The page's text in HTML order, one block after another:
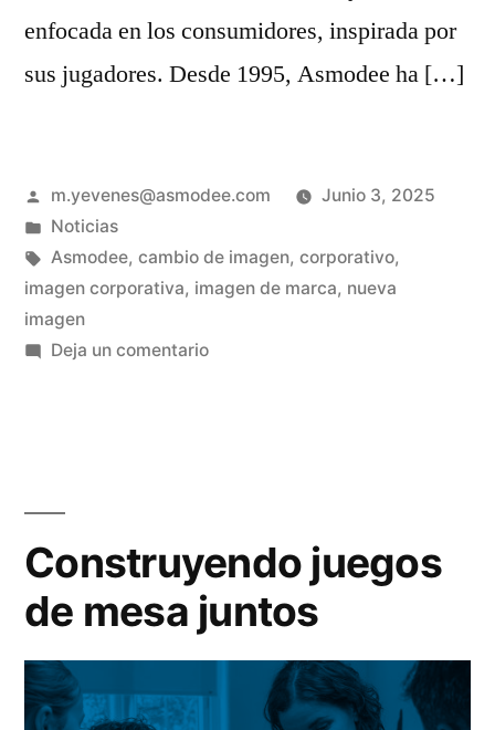
enfocada en los consumidores, inspirada por
sus jugadores. Desde 1995, Asmodee ha […]
m.yevenes@asmodee.com
Junio 3, 2025
Noticias
Asmodee, cambio de imagen, corporativo,
imagen corporativa, imagen de marca, nueva
imagen
Deja un comentario
Construyendo juegos
de mesa juntos